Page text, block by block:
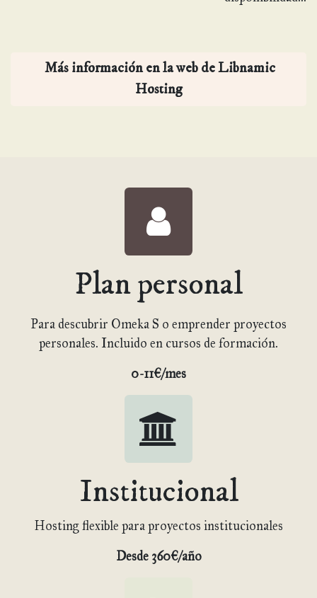
Más información en la web d​​e Li​​​bnamic
Hosting
Plan personal
Para descubrir Omeka S o emprender proyectos
personales. Incluido en cursos de formación.
0-11€/mes
Institucional
Hosting flexible para proyectos institucionales
Desde 360€/año